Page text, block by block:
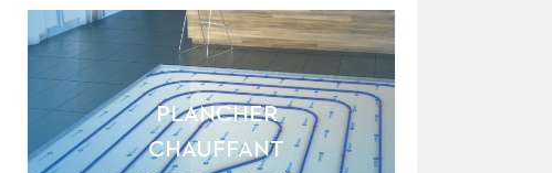
PLANCHER
CHAUFFANT